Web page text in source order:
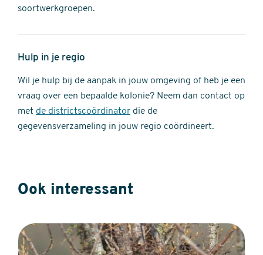
soortwerkgroepen.
Hulp in je regio
Wil je hulp bij de aanpak in jouw omgeving of heb je een
vraag over een bepaalde kolonie? Neem dan contact op
met de districtscoördinator die de
gegevensverzameling in jouw regio coördineert.
Ook interessant